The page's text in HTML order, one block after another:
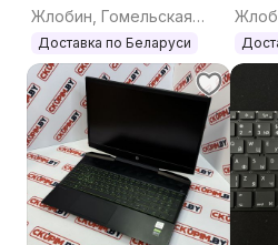
Жлобин, Гомельская
область
Доставка по Беларуси